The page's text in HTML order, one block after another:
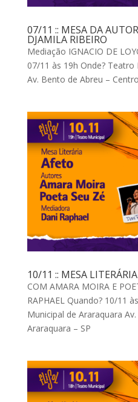
07/11 :: MESA DA
DJAMILA RIBEIRO
Mediação IGNACIO DE
07/11 às 19h Onde?
Av. Bento de Abreu –
10/11 :: MESA
COM AMARA MOIRA E
RAPHAEL Quando? 10/11
Municipal de Araraquara
Araraquara – SP